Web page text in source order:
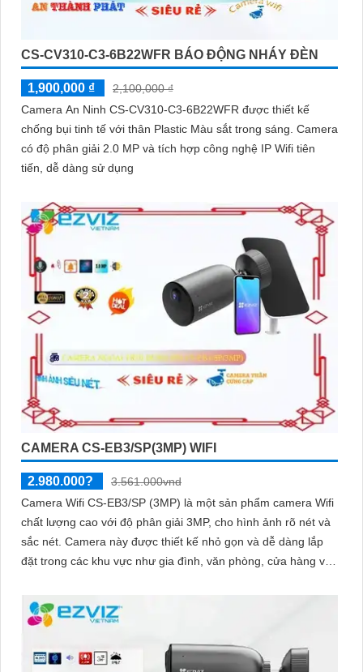
CS-CV310-C3-6B22WFR BÁO ĐỘNG NHÁY ĐÈN
1,900,000 ₫
2,100,000 ₫
Camera An Ninh CS-CV310-C3-6B22WFR được thiết kế
chống bụi tinh tế với thân Plastic Màu sắt trong sáng. Camera
có độ phân giải 2.0 MP và tích hợp công nghệ IP Wifi tiên
tiến, dễ dàng sử dụng
CAMERA CS-EB3/SP(3MP) WIFI
2.980.000?
3.561.000vnd
Camera Wifi CS-EB3/SP (3MP) là một sản phẩm camera Wifi
chất lượng cao với độ phân giải 3MP, cho hình ảnh rõ nét và
sắc nét. Camera này được thiết kế nhỏ gọn và dễ dàng lắp
đặt trong các khu vực như gia đình, văn phòng, cửa hàng và